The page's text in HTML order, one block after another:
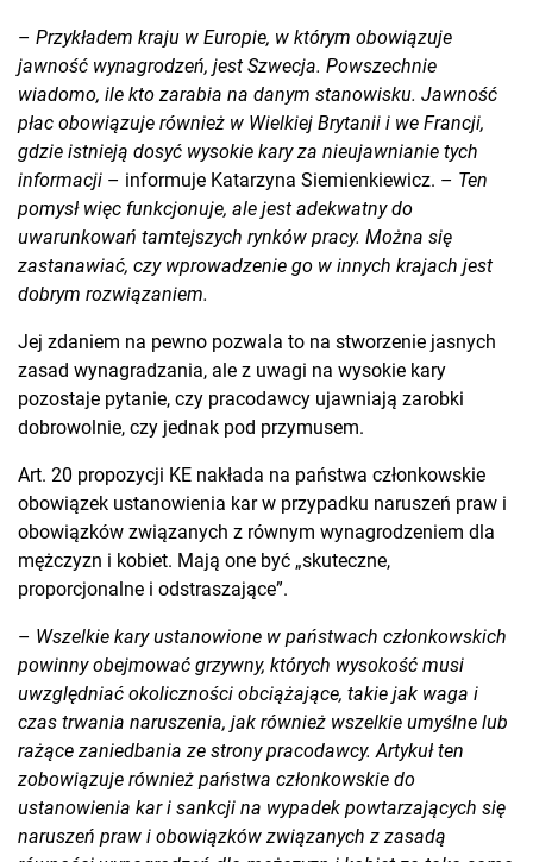
– Przykładem kraju w Europie, w którym obowiązuje
jawność wynagrodzeń, jest Szwecja. Powszechnie
wiadomo, ile kto zarabia na danym stanowisku. Jawność
płac obowiązuje również w Wielkiej Brytanii i we Francji,
gdzie istnieją dosyć wysokie kary za nieujawnianie tych
informacji – informuje Katarzyna Siemienkiewicz. – Ten
pomysł więc funkcjonuje, ale jest adekwatny do
uwarunkowań tamtejszych rynków pracy. Można się
zastanawiać, czy wprowadzenie go w innych krajach jest
dobrym rozwiązaniem.
Jej zdaniem na pewno pozwala to na stworzenie jasnych
zasad wynagradzania, ale z uwagi na wysokie kary
pozostaje pytanie, czy pracodawcy ujawniają zarobki
dobrowolnie, czy jednak pod przymusem.
Art. 20 propozycji KE nakłada na państwa członkowskie
obowiązek ustanowienia kar w przypadku naruszeń praw i
obowiązków związanych z równym wynagrodzeniem dla
mężczyzn i kobiet. Mają one być „skuteczne,
proporcjonalne i odstraszające”.
– Wszelkie kary ustanowione w państwach członkowskich
powinny obejmować grzywny, których wysokość musi
uwzględniać okoliczności obciążające, takie jak waga i
czas trwania naruszenia, jak również wszelkie umyślne lub
rażące zaniedbania ze strony pracodawcy. Artykuł ten
zobowiązuje również państwa członkowskie do
ustanowienia kar i sankcji na wypadek powtarzających się
naruszeń praw i obowiązków związanych z zasadą